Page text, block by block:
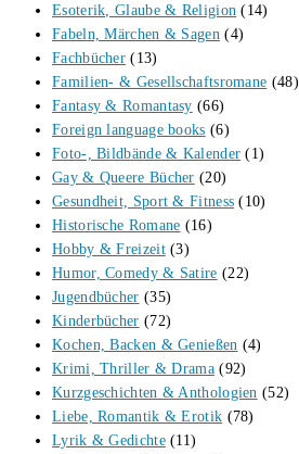
Esoterik, Glaube & Religion (14)
Fabeln, Märchen & Sagen (4)
Fachbücher (13)
Familien- & Gesellschaftsromane (48)
Fantasy & Romantasy (66)
Foreign language books (6)
Foto-, Bildbände & Kalender (1)
Gay & Queere Bücher (20)
Gesundheit, Sport & Fitness (10)
Historische Romane (16)
Hobby & Freizeit (3)
Humor, Comedy & Satire (22)
Jugendbücher (35)
Kinderbücher (72)
Kochen, Backen & Genießen (4)
Krimi, Thriller & Drama (92)
Kurzgeschichten & Anthologien (52)
Liebe, Romantik & Erotik (78)
Lyrik & Gedichte (11)